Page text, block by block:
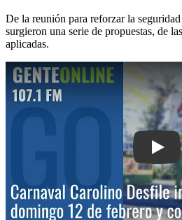
De la reunión para reforzar la
surgieron una serie de propuestas, de
aplicadas.
Play: